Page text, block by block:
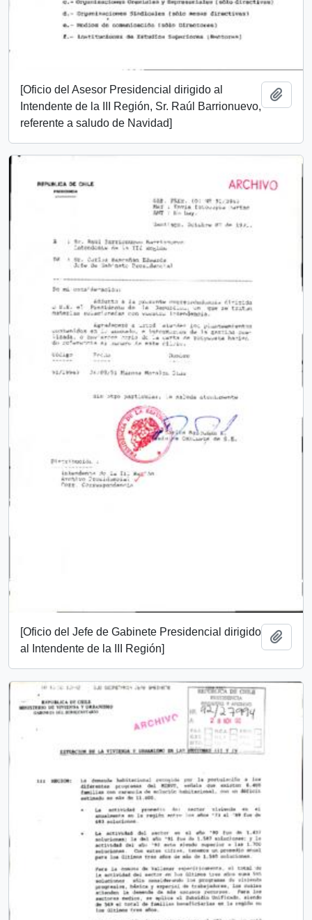
[Oficio del Asesor Presidencial dirigido al
Intendente de la III Región, Sr. Raúl Barrionuevo,
referente a saludo de Navidad]
[Oficio del Jefe de Gabinete Presidencial dirigido
al Intendente de la III Región]